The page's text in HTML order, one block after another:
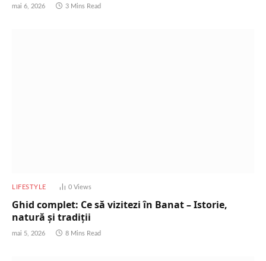
mai 6, 2026 3 Mins Read
LIFESTYLE 0 Views
Ghid complet: Ce să vizitezi în Banat – Istorie,
natură și tradiții
mai 5, 2026 8 Mins Read